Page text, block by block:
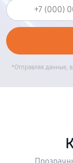
*Отправляя данные,